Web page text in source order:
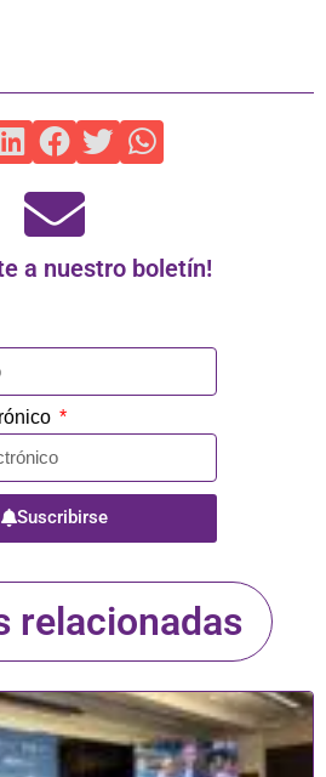
a nuestro boletín!
Suscribirse
relacionadas